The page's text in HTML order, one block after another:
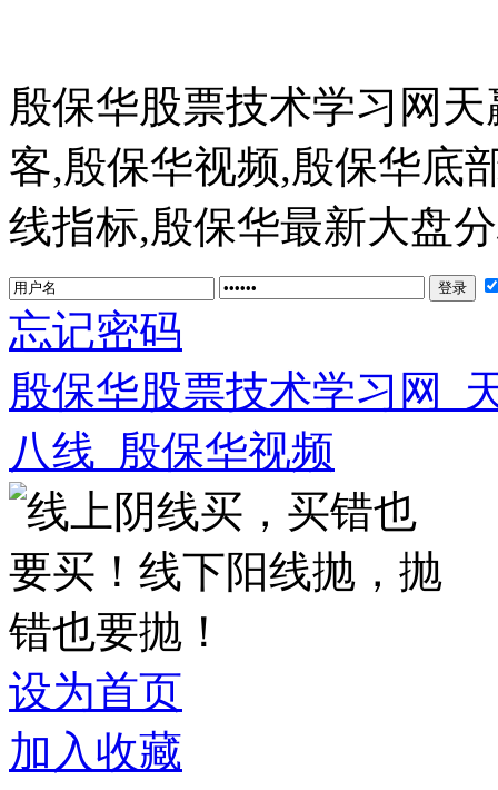
殷保华股票技术学习网
客,殷保华视频,殷保华底
线指标,殷保华最新大盘
忘记密码
殷保华股票技术学习网_
八线_殷保华视频
设为首页
加入收藏